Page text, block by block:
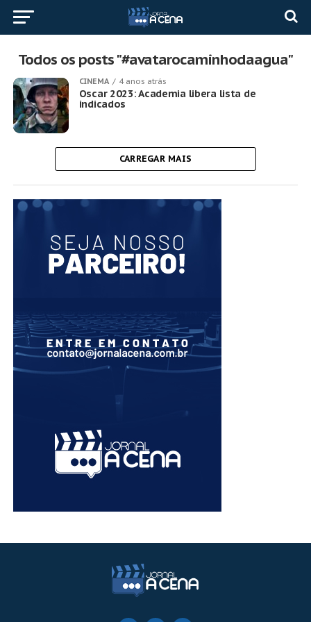
Todos os posts "#avatarocaminhodaagua"
CINEMA 4 anos atrás
Oscar 2023: Academia libera lista de
indicados
CARREGAR MAIS